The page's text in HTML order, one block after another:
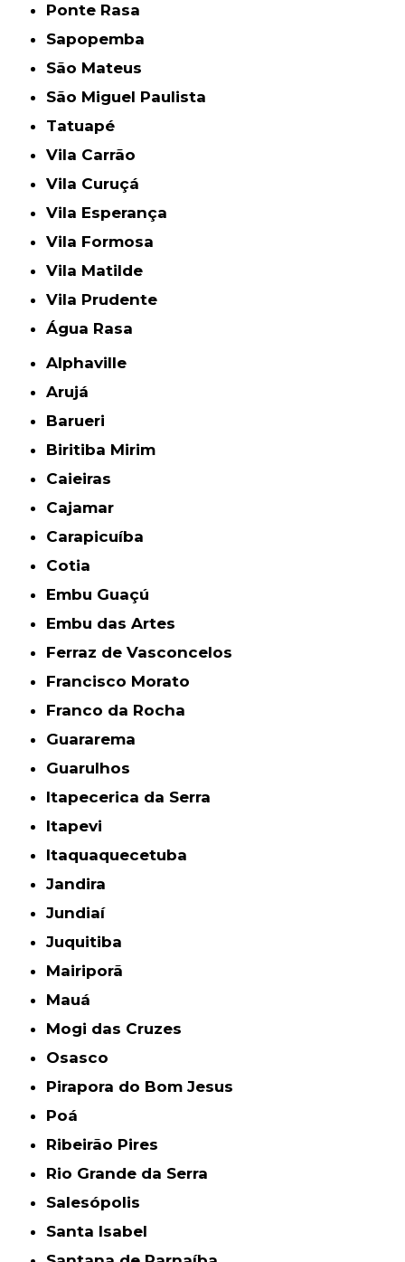
Ponte Rasa
Sapopemba
São Mateus
São Miguel Paulista
Tatuapé
Vila Carrão
Vila Curuçá
Vila Esperança
Vila Formosa
Vila Matilde
Vila Prudente
Água Rasa
Alphaville
Arujá
Barueri
Biritiba Mirim
Caieiras
Cajamar
Carapicuíba
Cotia
Embu Guaçú
Embu das Artes
Ferraz de Vasconcelos
Francisco Morato
Franco da Rocha
Guararema
Guarulhos
Itapecerica da Serra
Itapevi
Itaquaquecetuba
Jandira
Jundiaí
Juquitiba
Mairiporã
Mauá
Mogi das Cruzes
Osasco
Pirapora do Bom Jesus
Poá
Ribeirão Pires
Rio Grande da Serra
Salesópolis
Santa Isabel